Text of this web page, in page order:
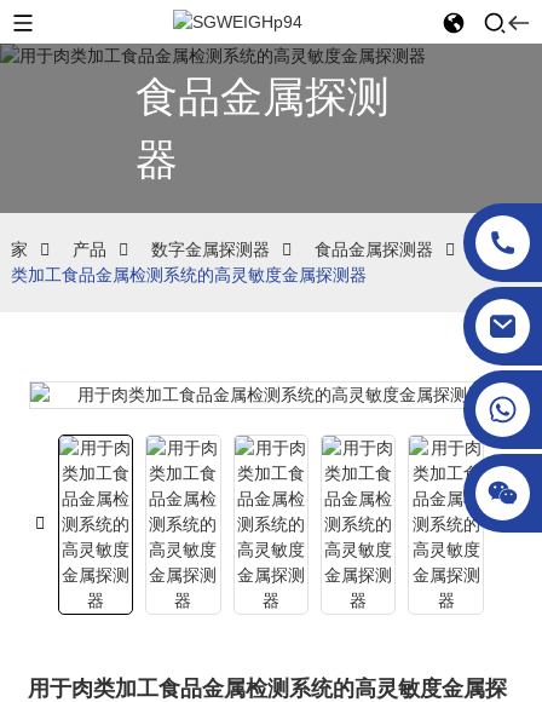
食品金属探测
器
家 产品 数字金属探测器 食品金属探测器
用于肉
类加工食品金属检测系统的高灵敏度金属探测器
用于肉类加工食品金属检测系统的高灵敏度金属探